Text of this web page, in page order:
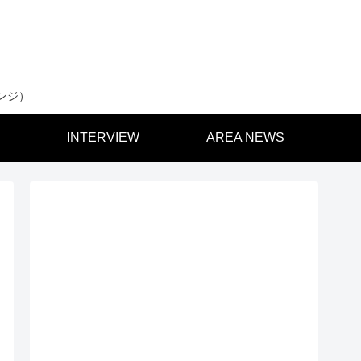
）
INTERVIEW AREA NEWS